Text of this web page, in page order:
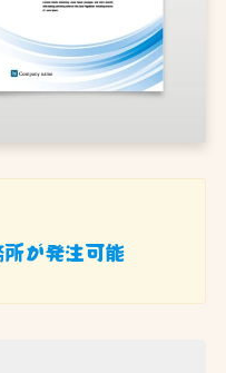
が発注可能